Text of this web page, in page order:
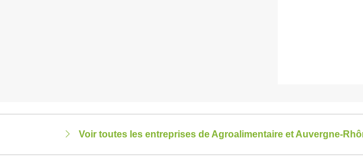
Voir toutes les entreprises de Agroalimentaire et Auvergne-